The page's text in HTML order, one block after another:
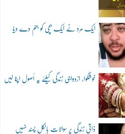
ایک مرد نے ایک بچی کو جنم دے دیا
خوشگوار ازدواجی زندگی کیلئے یہ اُصول اپنا لیں
ذاتی زندگی پر سوالات بالکل پسند نہیں